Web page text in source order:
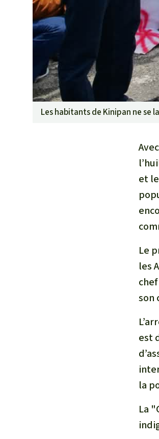
Les habitants de Kinipan ne se
et
Le
les
son
est
la
La